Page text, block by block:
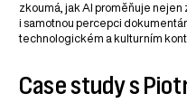
zkoumá, jak AI proměňuje nejen
i samotnou percepci
technologickém a kulturním
Case study s